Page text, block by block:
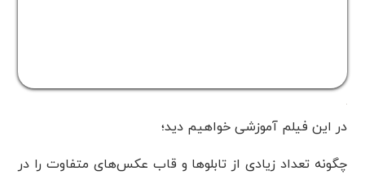
در این فیلم آموزشی خواهیم دید؛
چگونه تعداد زیادی از تابلوها و قاب عکس‌های متفاوت را در